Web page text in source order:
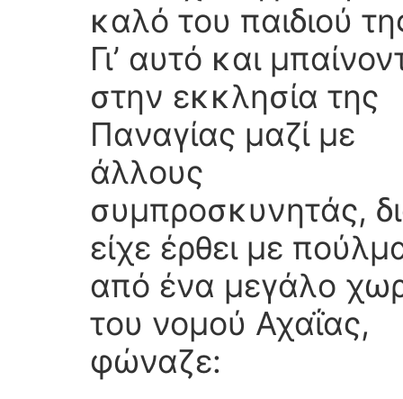
καλό του παιδιού
Γι’ αυτό και
στην εκκλησία της
Παναγίας μαζί με
άλλους
συμπροσκυνητάς,
είχε έρθει με
από ένα μεγάλο
του νομού Αχαΐας,
φώναζε: